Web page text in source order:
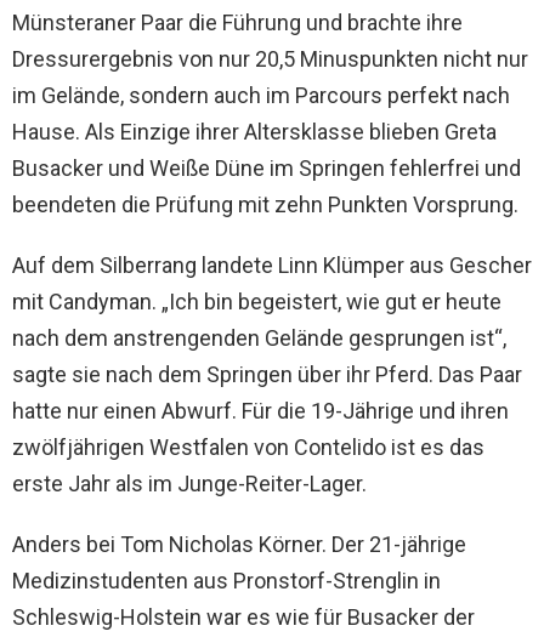
Münsteraner Paar die Führung und brachte ihre
Dressurergebnis von nur 20,5 Minuspunkten nicht nur
im Gelände, sondern auch im Parcours perfekt nach
Hause. Als Einzige ihrer Altersklasse blieben Greta
Busacker und Weiße Düne im Springen fehlerfrei und
beendeten die Prüfung mit zehn Punkten Vorsprung.
Auf dem Silberrang landete Linn Klümper aus Gescher
mit Candyman. „Ich bin begeistert, wie gut er heute
nach dem anstrengenden Gelände gesprungen ist“,
sagte sie nach dem Springen über ihr Pferd. Das Paar
hatte nur einen Abwurf. Für die 19-Jährige und ihren
zwölfjährigen Westfalen von Contelido ist es das
erste Jahr als im Junge-Reiter-Lager.
Anders bei Tom Nicholas Körner. Der 21-jährige
Medizinstudenten aus Pronstorf-Strenglin in
Schleswig-Holstein war es wie für Busacker der